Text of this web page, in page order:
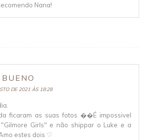
Nana!
DE 2021 ÀS 18:28
ficaram as suas fotos ��É impossivel
Girls" e não shippar o Luke e a
estes dois ♡